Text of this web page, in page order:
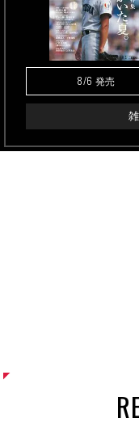
8/6 発売